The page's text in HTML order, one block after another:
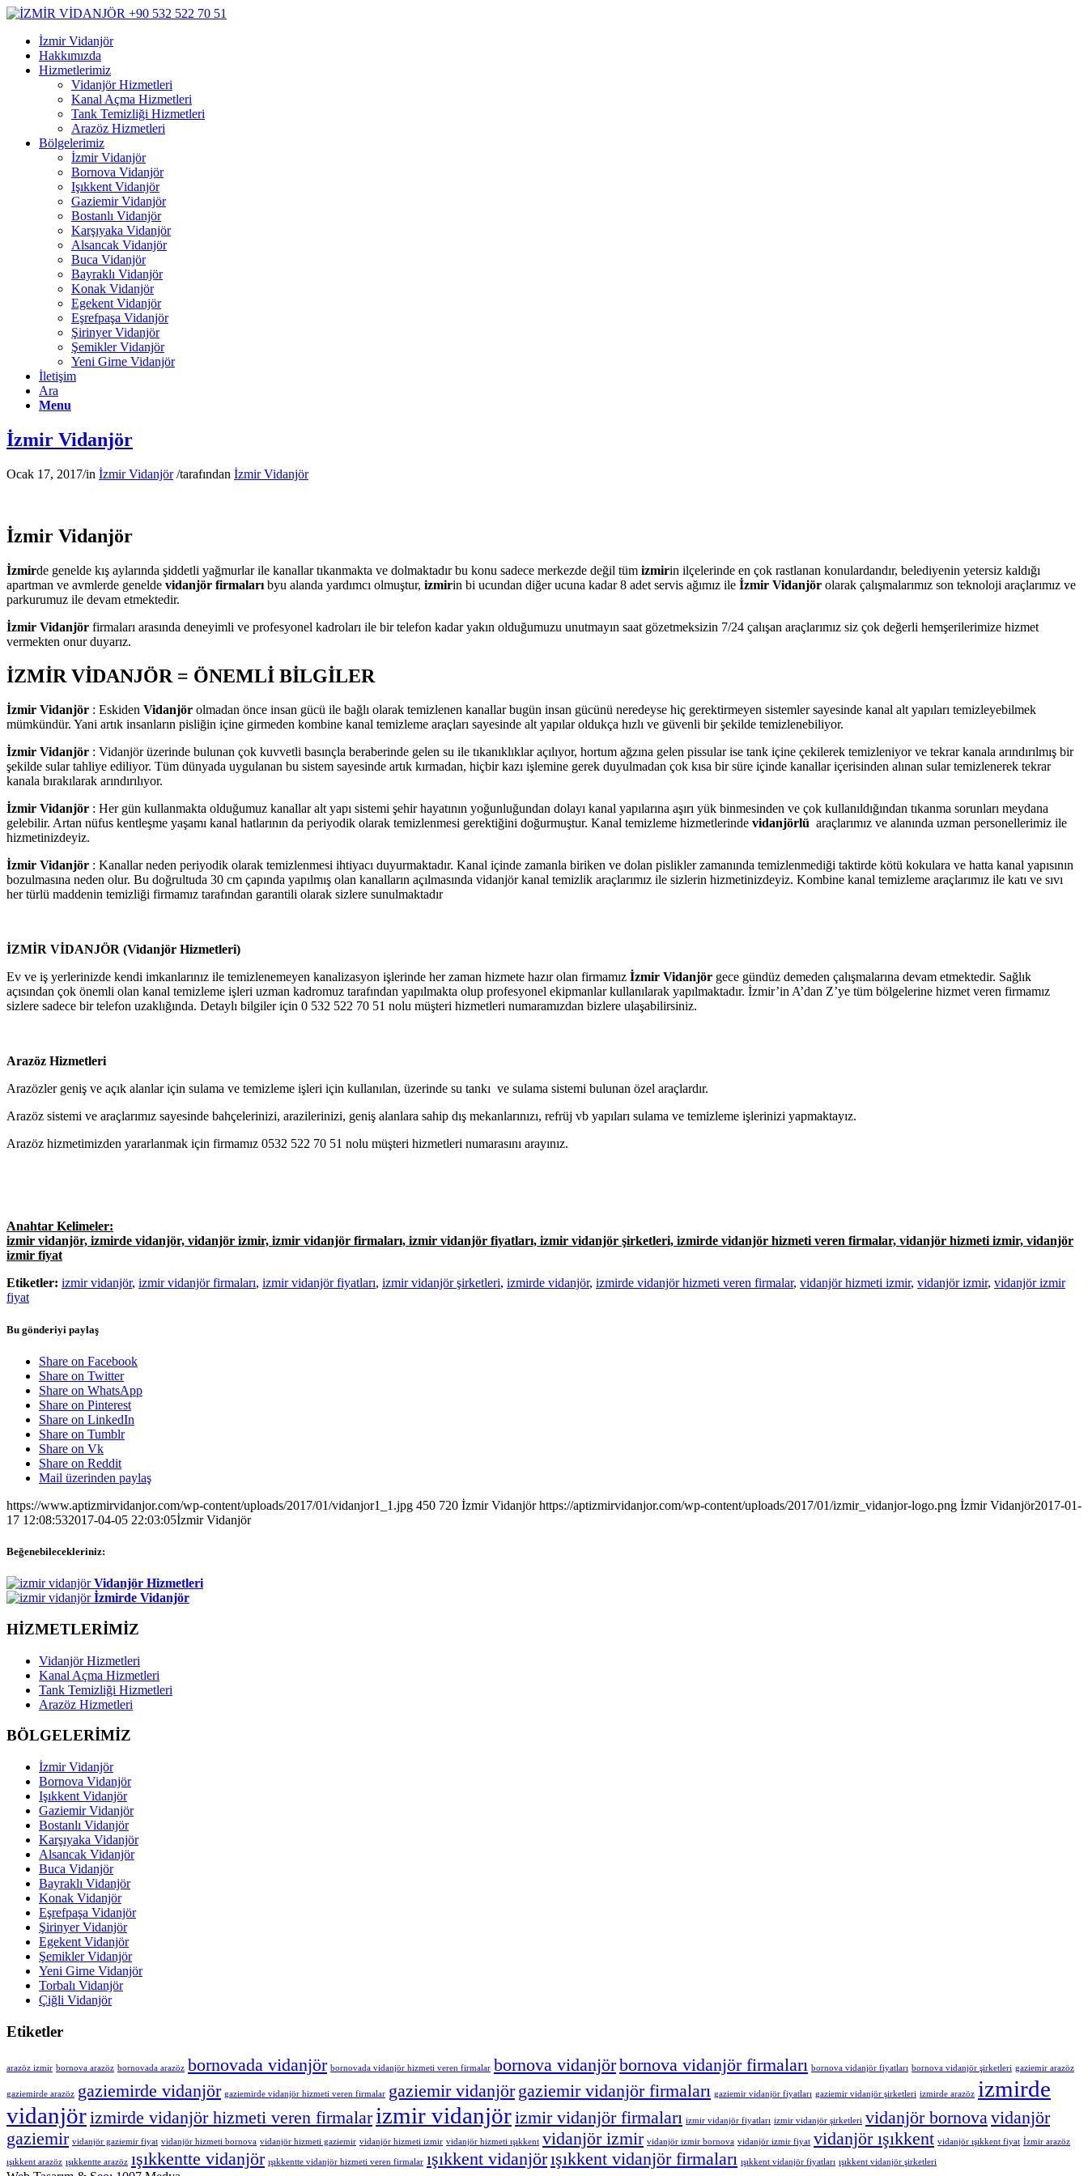
İzmir Vidanjör
Hakkımızda
Hizmetlerimiz
Vidanjör Hizmetleri
Kanal Açma Hizmetleri
Tank Temizliği Hizmetleri
Arazöz Hizmetleri
Bölgelerimiz
İzmir Vidanjör
Bornova Vidanjör
Işıkkent Vidanjör
Gaziemir Vidanjör
Bostanlı Vidanjör
Karşıyaka Vidanjör
Alsancak Vidanjör
Buca Vidanjör
Bayraklı Vidanjör
Konak Vidanjör
Egekent Vidanjör
Eşrefpaşa Vidanjör
Şirinyer Vidanjör
Şemikler Vidanjör
Yeni Girne Vidanjör
İletişim
Ara
Menu
İzmir Vidanjör
Ocak 17, 2017/in İzmir Vidanjör /tarafından İzmir Vidanjör
İzmir Vidanjör
İzmirde genelde kış aylarında şiddetli yağmurlar ile kanallar tıkanmakta ve dolmaktadır bu konu sadece merkezde değil tüm izmirin ilçelerinde en çok rastlanan konulardandır, belediyenin yetersiz kaldığı
apartman ve avmlerde genelde vidanjör firmaları byu alanda yardımcı olmuştur, izmirin bi ucundan diğer ucuna kadar 8 adet servis ağımız ile İzmir Vidanjör olarak çalışmalarımız son teknoloji araçlarımız ve
parkurumuz ile devam etmektedir.
İzmir Vidanjör firmaları arasında deneyimli ve profesyonel kadroları ile bir telefon kadar yakın olduğumuzu unutmayın saat gözetmeksizin 7/24 çalışan araçlarımız siz çok değerli hemşerilerimize hizmet
vermekten onur duyarız.
İZMİR VİDANJÖR = ÖNEMLİ BİLGİLER
İzmir Vidanjör : Eskiden Vidanjör olmadan önce insan gücü ile bağlı olarak temizlenen kanallar bugün insan gücünü neredeyse hiç gerektirmeyen sistemler sayesinde kanal alt yapıları temizleyebilmek
mümkündür. Yani artık insanların pisliğin içine girmeden kombine kanal temizleme araçları sayesinde alt yapılar oldukça hızlı ve güvenli bir şekilde temizlenebiliyor.
İzmir Vidanjör : Vidanjör üzerinde bulunan çok kuvvetli basınçla beraberinde gelen su ile tıkanıklıklar açılıyor, hortum ağzına gelen pissular ise tank içine çekilerek temizleniyor ve tekrar kanala arındırılmış bir
şekilde sular tahliye ediliyor. Tüm dünyada uygulanan bu sistem sayesinde artık kırmadan, hiçbir kazı işlemine gerek duyulmadan çok kısa bir süre içinde kanallar içerisinden alınan sular temizlenerek tekrar
kanala bırakılarak arındırılıyor.
İzmir Vidanjör : Her gün kullanmakta olduğumuz kanallar alt yapı sistemi şehir hayatının yoğunluğundan dolayı kanal yapılarına aşırı yük binmesinden ve çok kullanıldığından tıkanma sorunları meydana
gelebilir. Artan nüfus kentleşme yaşamı kanal hatlarının da periyodik olarak temizlenmesi gerektiğini doğurmuştur. Kanal temizleme hizmetlerinde vidanjörlü araçlarımız ve alanında uzman personellerimiz ile
hizmetinizdeyiz.
İzmir Vidanjör : Kanallar neden periyodik olarak temizlenmesi ihtiyacı duyurmaktadır. Kanal içinde zamanla biriken ve dolan pislikler zamanında temizlenmediği taktirde kötü kokulara ve hatta kanal yapısının
bozulmasına neden olur. Bu doğrultuda 30 cm çapında yapılmış olan kanalların açılmasında vidanjör kanal temizlik araçlarımız ile sizlerin hizmetinizdeyiz. Kombine kanal temizleme araçlarımız ile katı ve sıvı
her türlü maddenin temizliği firmamız tarafından garantili olarak sizlere sunulmaktadır
İZMİR VİDANJÖR (Vidanjör Hizmetleri)
Ev ve iş yerlerinizde kendi imkanlarınız ile temizlenemeyen kanalizasyon işlerinde her zaman hizmete hazır olan firmamız İzmir Vidanjör gece gündüz demeden çalışmalarına devam etmektedir. Sağlık
açısından çok önemli olan kanal temizleme işleri uzman kadromuz tarafından yapılmakta olup profesyonel ekipmanlar kullanılarak yapılmaktadır. İzmir’in A’dan Z’ye tüm bölgelerine hizmet veren firmamız
sizlere sadece bir telefon uzaklığında. Detaylı bilgiler için 0 532 522 70 51 nolu müşteri hizmetleri numaramızdan bizlere ulaşabilirsiniz.
Arazöz Hizmetleri
Arazözler geniş ve açık alanlar için sulama ve temizleme işleri için kullanılan, üzerinde su tankı ve sulama sistemi bulunan özel araçlardır.
Arazöz sistemi ve araçlarımız sayesinde bahçelerinizi, arazilerinizi, geniş alanlara sahip dış mekanlarınızı, refrüj vb yapıları sulama ve temizleme işlerinizi yapmaktayız.
Arazöz hizmetimizden yararlanmak için firmamız 0532 522 70 51 nolu müşteri hizmetleri numarasını arayınız.
Anahtar Kelimeler:
izmir vidanjör, izmirde vidanjör, vidanjör izmir, izmir vidanjör firmaları, izmir vidanjör fiyatları, izmir vidanjör şirketleri, izmirde vidanjör hizmeti veren firmalar, vidanjör hizmeti izmir, vidanjör
izmir fiyat
Etiketler: izmir vidanjör, izmir vidanjör firmaları, izmir vidanjör fiyatları, izmir vidanjör şirketleri, izmirde vidanjör, izmirde vidanjör hizmeti veren firmalar, vidanjör hizmeti izmir, vidanjör izmir, vidanjör izmir
fiyat
Bu gönderiyi paylaş
Share on Facebook
Share on Twitter
Share on WhatsApp
Share on Pinterest
Share on LinkedIn
Share on Tumblr
Share on Vk
Share on Reddit
Mail üzerinden paylaş
https://www.aptizmirvidanjor.com/wp-content/uploads/2017/01/vidanjor1_1.jpg 450 720 İzmir Vidanjör https://aptizmirvidanjor.com/wp-content/uploads/2017/01/izmir_vidanjor-logo.png İzmir Vidanjör2017-01-
17 12:08:532017-04-05 22:03:05İzmir Vidanjör
Beğenebilecekleriniz:
Vidanjör Hizmetleri
İzmirde Vidanjör
HİZMETLERİMİZ
Vidanjör Hizmetleri
Kanal Açma Hizmetleri
Tank Temizliği Hizmetleri
Arazöz Hizmetleri
BÖLGELERİMİZ
İzmir Vidanjör
Bornova Vidanjör
Işıkkent Vidanjör
Gaziemir Vidanjör
Bostanlı Vidanjör
Karşıyaka Vidanjör
Alsancak Vidanjör
Buca Vidanjör
Bayraklı Vidanjör
Konak Vidanjör
Eşrefpaşa Vidanjör
Şirinyer Vidanjör
Egekent Vidanjör
Şemikler Vidanjör
Yeni Girne Vidanjör
Torbalı Vidanjör
Çiğli Vidanjör
Etiketler
arazöz izmir bornova arazöz bornovada arazöz bornovada vidanjör bornovada vidanjör hizmeti veren firmalar bornova vidanjörbornova vidanjör firmaları bornova vidanjör fiyatları bornova vidanjör şirketleri gaziemir arazöz
gaziemirde arazöz gaziemirde vidanjör gaziemirde vidanjör hizmeti veren firmalar gaziemir vidanjör gaziemir vidanjör firmaları gaziemir vidanjör fiyatları gaziemir vidanjör şirketleri izmirde arazöz izmirde
vidanjörizmirde vidanjör hizmeti veren firmalarizmir vidanjörizmir vidanjör firmaları izmir vidanjör fiyatları izmir vidanjör şirketleri vidanjör bornovavidanjör
gaziemir vidanjör gaziemir fiyat vidanjör hizmeti bornova vidanjör hizmeti gaziemir vidanjör hizmeti izmir vidanjör hizmeti ışıkkent vidanjör izmir vidanjör izmir bornova vidanjör izmir fiyat vidanjör ışıkkent vidanjör ışıkkent fiyat İzmir arazöz
ışıkkent arazöz ışıkkentte arazöz ışıkkentte vidanjör ışıkkentte vidanjör hizmeti veren firmalar ışıkkent vidanjörışıkkent vidanjör firmaları ışıkkent vidanjör fiyatları ışıkkent vidanjör şirketleri